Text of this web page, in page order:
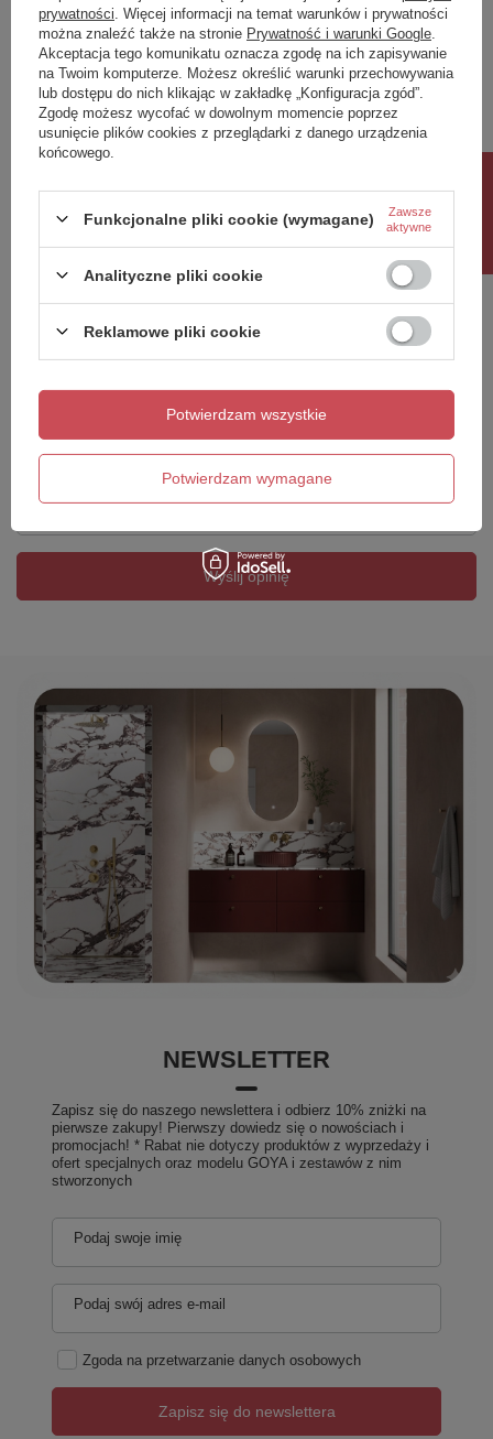
Napisz swoją opinię
Twoja ocena:
5/5
Dodaj własne zdjęcie produktu:
Twoje imię
Wyślij opinię
NEWSLETTER
Zapisz się do naszego newslettera i odbierz 10% zniżki na
pierwsze zakupy! Pierwszy dowiedz się o nowościach i
promocjach! * Rabat nie dotyczy produktów z wyprzedaży i
ofert specjalnych oraz modelu GOYA i zestawów z nim
stworzonych
Podaj swoje imię
Podaj swój adres e-mail
Zgoda na przetwarzanie danych osobowych
Zapisz się do newslettera
prywatności . Więcej informacji na temat warunków i prywatności
można znaleźć także na stronie Prywatność i warunki Google
Akceptacja tego komunikatu oznacza zgodę na ich zapisywanie
na Twoim komputerze. Możesz określić warunki przechowywania
lub dostępu do nich klikając w zakładkę „Konfiguracja zgód”.
Zgodę możesz wycofać w dowolnym momencie poprzez
usunięcie plików cookies z przeglądarki z danego urządzenia
końcowego.
Funkcjonalne pliki cookie (wymagane)
Zawsze
aktywne
Analityczne pliki cookie
Reklamowe pliki cookie
Potwierdzam wymagane
Potwierdzam wszystkie